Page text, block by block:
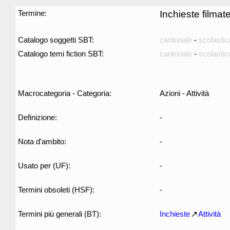
Termine: Inchieste filmate
Catalogo soggetti SBT: cantonale -
Catalogo temi fiction SBT:
cantonale -
Macrocategoria - Categoria: Azioni - Attività
Definizione: -
Nota d'ambito: -
Usato per (UF): -
Termini obsoleti (HSF): -
Termini più generali (BT): Inchieste Attività